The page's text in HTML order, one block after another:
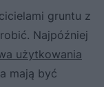
gruntu z
Najpóźniej
użytkowania
mają być